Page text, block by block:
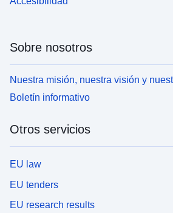
Sobre nosotros
Nuestra misión, nuestra visión y
Boletín informativo
Otros servicios
EU law
EU tenders
EU research results